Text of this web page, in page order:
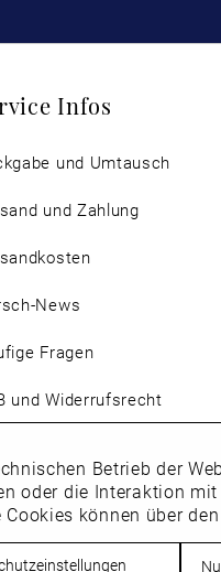
Infos
und Umtausch
und Zahlung
News
Fragen
und Widerrufsrecht
Betrieb der
oder die Interaktion
Cookies können über